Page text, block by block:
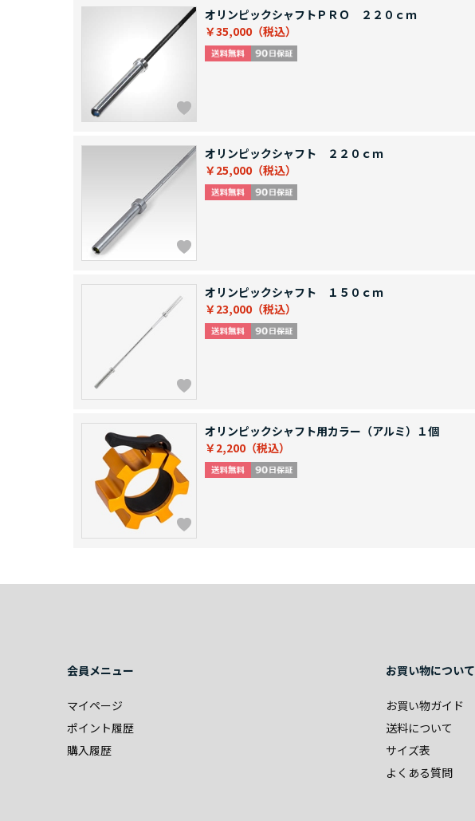
オリンピックシャフトＰＲＯ ２２０ｃｍ
￥35,000
オリンピックシャフト ２２０ｃｍ
￥25,000
オリンピックシャフト １５０ｃｍ
￥23,000
オリンピックシャフト用カラー（アルミ）１個
￥2,200
会員メニュー
マイページ
ポイント履歴
購入履歴
お買い物について
お買い物ガイド
送料について
サイズ表
よくある質問